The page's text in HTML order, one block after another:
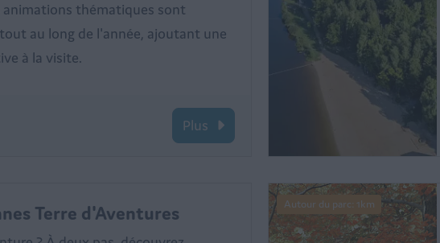
animations thématiques sont
au long de l'année, ajoutant une
à la visite.
Plus
Terre d'Aventures Autour du parc: 1km